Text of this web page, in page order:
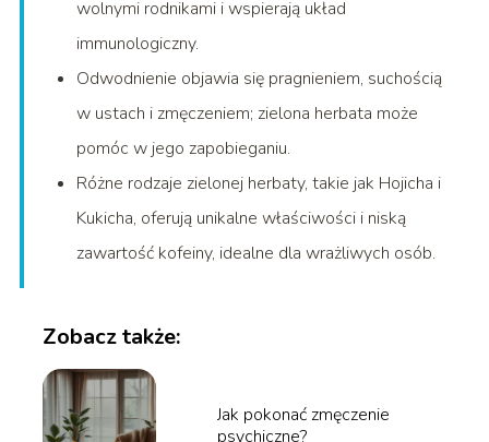
wolnymi rodnikami i wspierają układ
immunologiczny.
Odwodnienie objawia się pragnieniem, suchością
w ustach i zmęczeniem; zielona herbata może
pomóc w jego zapobieganiu.
Różne rodzaje zielonej herbaty, takie jak Hojicha i
Kukicha, oferują unikalne właściwości i niską
zawartość kofeiny, idealne dla wrażliwych osób.
Zobacz także:
Jak pokonać zmęczenie
psychiczne?